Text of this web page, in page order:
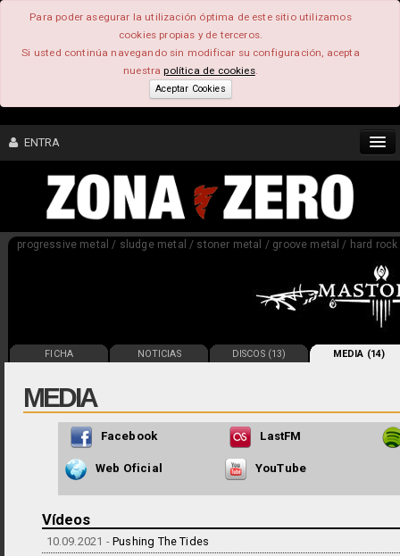
Para poder asegurar la utilización óptima de este sitio utilizamos
cookies propias y de terceros.
Si usted continúa navegando sin modificar su configuración, acepta
nuestrapolítica de cookies.
Aceptar Cookies
ENTRA
CONTENIDO
progressive metal / sludge metal / stoner metal / groove metal / hard
FICHA NOTICIAS DISCOS (13) MEDIA (14)
MEDIA
Facebook LastFM
Web Oficial YouTube
Vídeos
10.09.2021 - Pushing The Tides